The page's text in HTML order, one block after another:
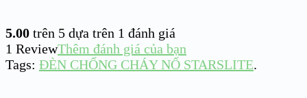
5.00 trên 5 dựa trên 1 đánh giá
1 ReviewThêm đánh giá của bạn
Tags: ĐÈN CHỐNG CHÁY NỔ STARSLITE.